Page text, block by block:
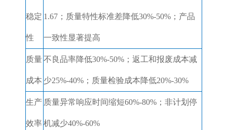
稳定
性
1.67；质量特性标准差降低30%-50%；产品
一致性显著提高
质量
成本
不良品率降低30%-50%；返工和报废成本减
少25%-40%；质量检验成本降低20%-30%
生产
效率
质量异常响应时间缩短60%-80%；非计划停
机减少40%-60%